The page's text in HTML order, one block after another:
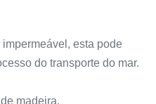
esta pode
do transporte do mar.
madeira.